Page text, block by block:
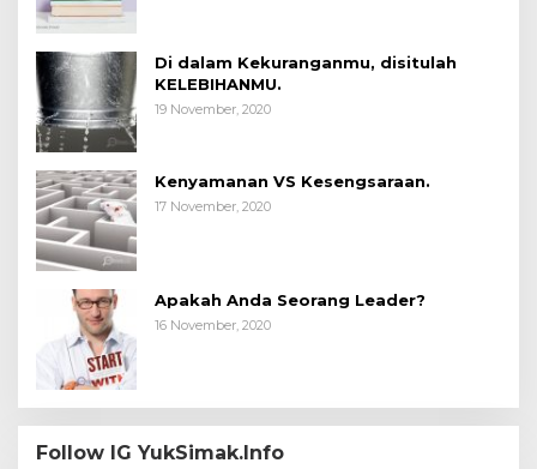
Di dalam Kekuranganmu, disitulah
KELEBIHANMU.
19 November, 2020
Kenyamanan VS Kesengsaraan.
17 November, 2020
Apakah Anda Seorang Leader?
16 November, 2020
Follow IG YukSimak.Info